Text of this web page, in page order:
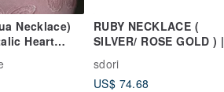
Necklace)
Heart
- Silver
RUBY NECKLACE (
SILVER/ ROSE GOLD ) |
BIRTHSTONE OF JULY
sdori
US$ 74.68